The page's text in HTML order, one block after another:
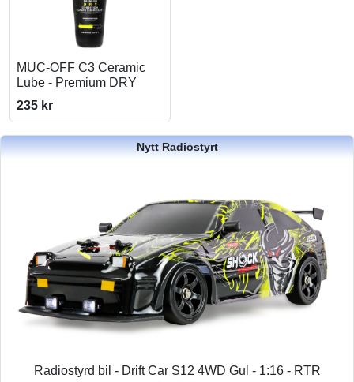
MUC-OFF C3 Ceramic
Lube - Premium DRY
235 kr
Nytt Radiostyrt
Radiostyrd bil - Drift Car S12 4WD Gul - 1:16 - RTR